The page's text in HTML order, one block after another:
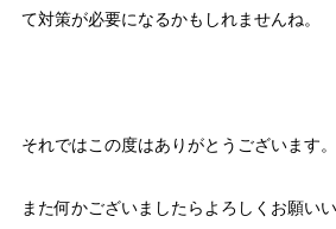
て対策が必要になるかもしれませんね。
それではこの度はありがとうございます。
また何かございましたらよろしくお願いい